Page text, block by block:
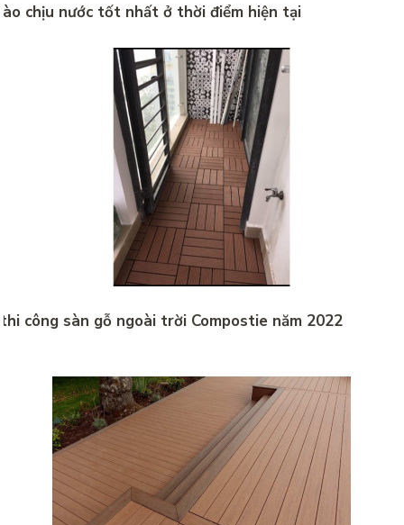
chịu nước tốt nhất ở thời điểm hiện tại
công sàn gỗ ngoài trời Compostie năm 2022